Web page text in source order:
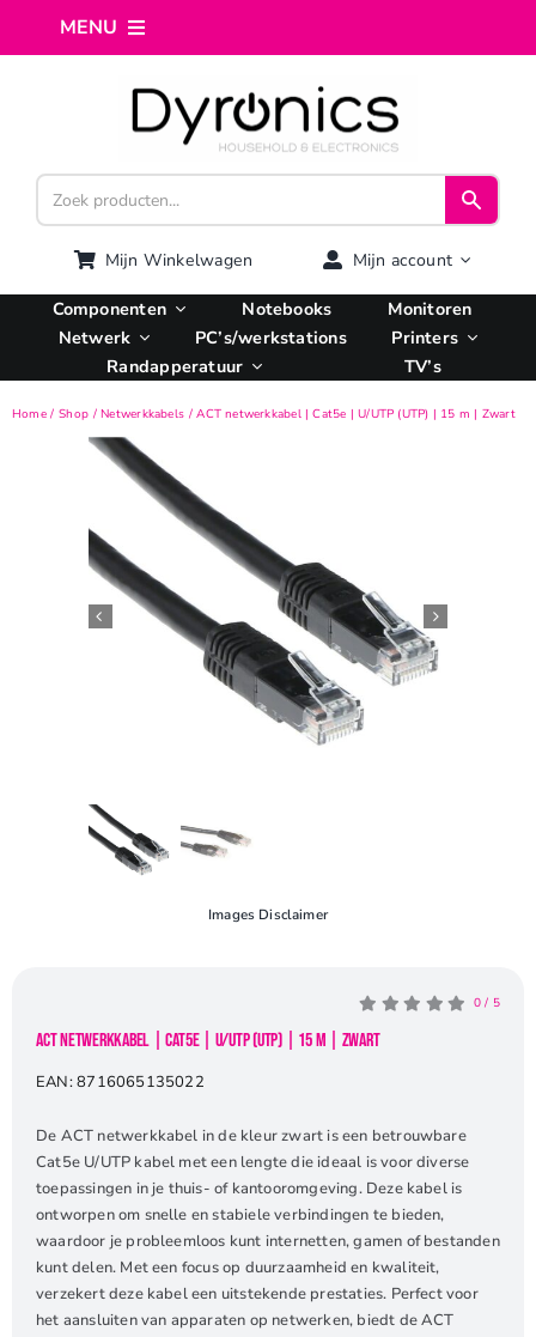
MENU
Webshop
Computer reparatie
AI Integratie
Hosting
Managed VPS
Openingstijden
Mijn Winkelwagen Mijn account
Componenten Notebooks
Monitoren
Netwerk
PC’s/werkstations
Printers
Randapperatuur
TV’s
Home Shop Netwerkkabels ACT netwerkkabel | Cat5e | U/UTP (UTP) | 15 m | Zwart
Images Disclaimer
0 / 5
ACT netwerkkabel | Cat5e | U/UTP (UTP) | 15 m | Zwart
EAN:8716065135022
De ACT netwerkkabel in de kleur zwart is een betrouwbare
Cat5e U/UTP kabel met een lengte die ideaal is voor diverse
toepassingen in je thuis- of kantooromgeving. Deze kabel is
ontworpen om snelle en stabiele verbindingen te bieden,
waardoor je probleemloos kunt internetten, gamen of bestanden
kunt delen. Met een focus op duurzaamheid en kwaliteit,
verzekert deze kabel een uitstekende prestaties. Perfect voor
het aansluiten van apparaten op netwerken, biedt de ACT